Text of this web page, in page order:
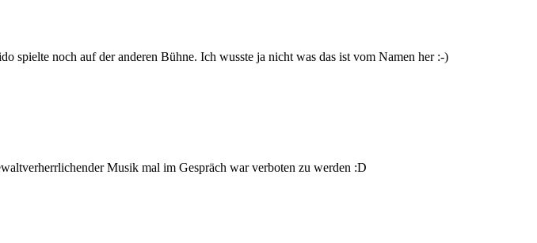
spielte noch auf der anderen Bühne. Ich wusste ja nicht was das ist vom Namen her :-)
Musik mal im Gespräch war verboten zu werden :D